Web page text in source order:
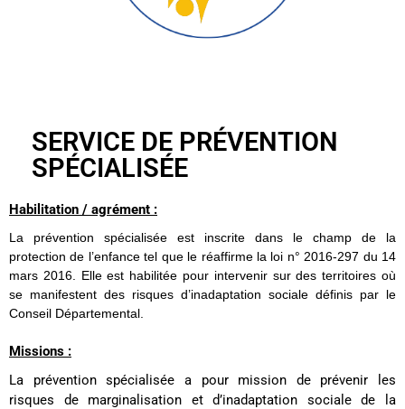
SERVICE DE PRÉVENTION
SPÉCIALISÉE
Habilitation / agrément :
La prévention spécialisée est inscrite dans le champ de la
protection de l’enfance tel que le réaffirme la loi n° 2016-297 du 14
mars 2016. Elle est habilitée pour intervenir sur des territoires où
se manifestent des risques d’inadaptation sociale définis par le
Conseil Départemental.
Missions :
La prévention spécialisée a pour mission de prévenir les
risques de marginalisation et d’inadaptation sociale de la